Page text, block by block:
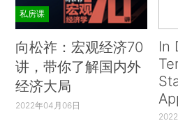
私房课
向松祚：宏观经济70
讲，带你了解国内外
经济大局
2022年04月06日
In